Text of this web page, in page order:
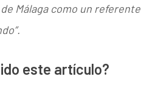
Málaga como un referente
este artículo?